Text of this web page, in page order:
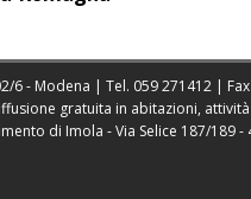
6 - Modena | Tel. 059 271412 | Fax
gratuita in abitazioni,
di Imola - Via Selice 187/189 -